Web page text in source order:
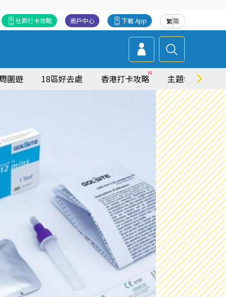
繁简
下載 App
商戶中心
社群打卡攻略
圍遊 18區好去處 香港打卡攻略 主題特集